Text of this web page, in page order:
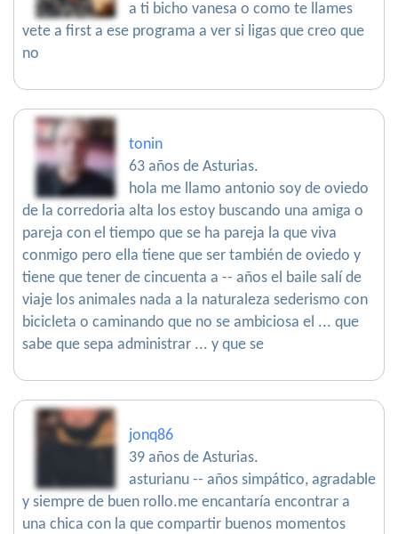
a ti bicho vanesa o como te llames
vete a first a ese programa a ver si ligas que creo que
no
tonin
63 años de Asturias.
hola me llamo antonio soy de oviedo
de la corredoria alta los estoy buscando una amiga o
pareja con el tiempo que se ha pareja la que viva
conmigo pero ella tiene que ser también de oviedo y
tiene que tener de cincuenta a -- años el baile salí de
viaje los animales nada a la naturaleza sederismo con
bicicleta o caminando que no se ambiciosa el ... que
sabe que sepa administrar ... y que se
jonq86
39 años de Asturias.
asturianu -- años simpático, agradable
y siempre de buen rollo.me encantaría encontrar a
una chica con la que compartir buenos momentos